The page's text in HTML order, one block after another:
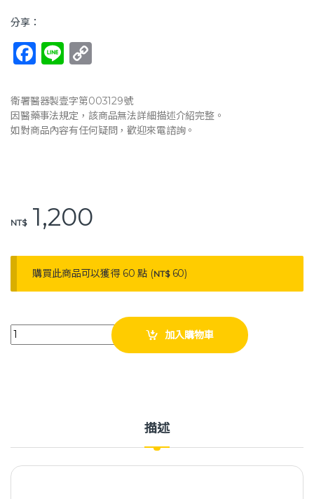
分享：
F
c
e
b
k
Li
e p
y
Li
衛署醫器製壹字第003129號
因醫藥事法規定，該商品無法詳細描述介紹完整。
如對商品內容有任何疑問，歡迎來電諮詢。
NT$1,200
購買此商品可以獲得 60 點 (NT$60)
耀宏 YH117-2 輪椅二截式點滴架 點滴架 二截式 輪椅點滴架 quantity
加入購物車
描述